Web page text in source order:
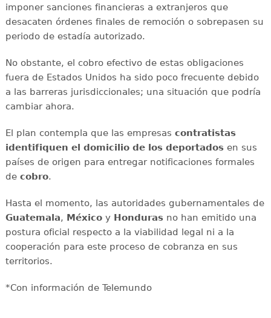
imponer sanciones financieras a extranjeros que
desacaten órdenes finales de remoción o sobrepasen su
periodo de estadía autorizado.
No obstante, el cobro efectivo de estas obligaciones
fuera de Estados Unidos ha sido poco frecuente debido
a las barreras jurisdiccionales; una situación que podría
cambiar ahora.
El plan contempla que las empresas contratistas
identifiquen el domicilio de los deportadosen sus
países de origen para entregar notificaciones formales
de cobro.
Hasta el momento, las autoridades gubernamentales de
Guatemala, Méxicoy Hondurasno han emitido una
postura oficial respecto a la viabilidad legal ni a la
cooperación para este proceso de cobranza en sus
territorios.
*Con información de Telemundo